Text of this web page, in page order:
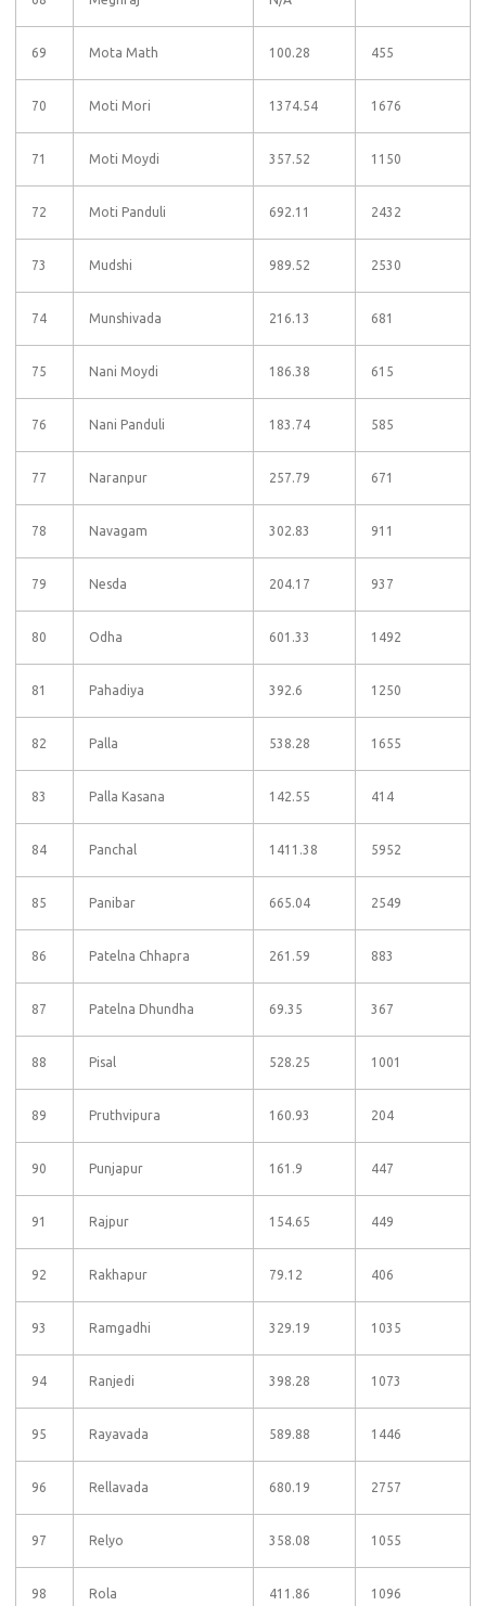
69 Mota Math 100.28 455
70 Moti Mori 1374.54 1676
71 Moti Moydi 357.52 1150
72 Moti Panduli 692.11 2432
73 Mudshi 989.52 2530
74 Munshivada 216.13 681
75 Nani Moydi 186.38 615
76 Nani Panduli 183.74 585
77 Naranpur 257.79 671
78 Navagam 302.83 911
79 Nesda 204.17 937
80 Odha 601.33 1492
81 Pahadiya 392.6 1250
82 Palla 538.28 1655
83 Palla Kasana 142.55 414
84 Panchal 1411.38 5952
85 Panibar 665.04 2549
86 Patelna Chhapra 261.59 883
87 Patelna Dhundha 69.35 367
88 Pisal 528.25 1001
89 Pruthvipura 160.93 204
90 Punjapur 161.9 447
91 Rajpur 154.65 449
92 Rakhapur 79.12 406
93 Ramgadhi 329.19 1035
94 Ranjedi 398.28 1073
95 Rayavada 589.88 1446
96 Rellavada 680.19 2757
97 Relyo 358.08 1055
98 Rola 411.86 1096